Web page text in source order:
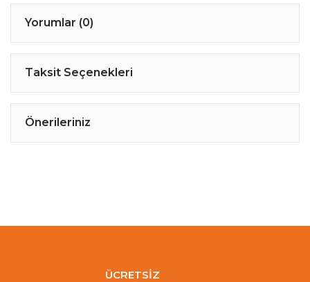
Yorumlar (0)
Taksit Seçenekleri
Önerileriniz
ÜCRETSİZ